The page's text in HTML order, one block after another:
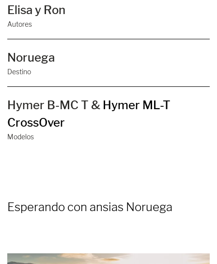
Elisa y Ron
Autores
Destino
Noruega
Modelos
Hymer B-MC T & Hymer ML-T
CrossOver
Esperando con ansias Noruega